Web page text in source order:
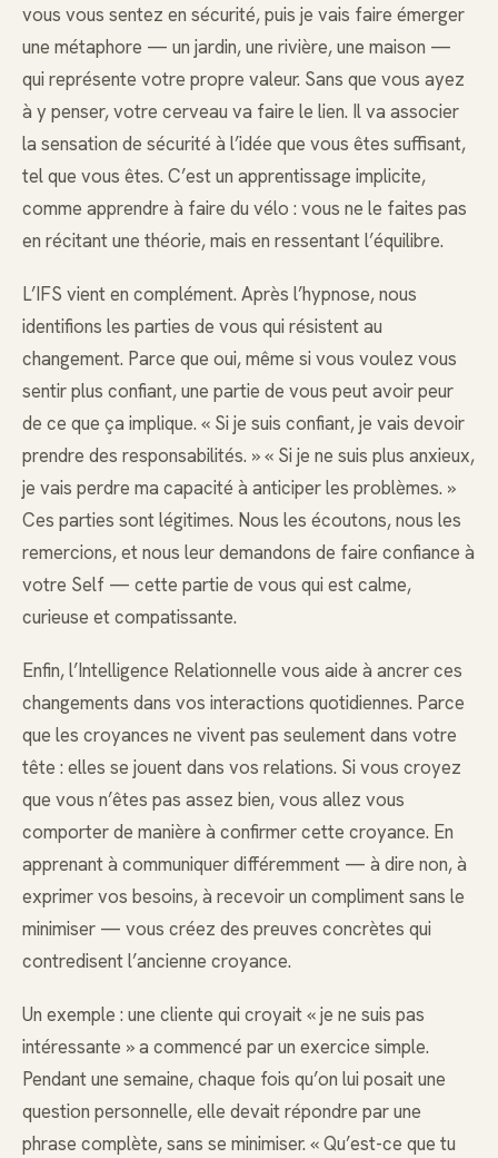
vous vous sentez en sécurité, puis je vais faire émerger
une métaphore — un jardin, une rivière, une maison —
qui représente votre propre valeur. Sans que vous ayez
à y penser, votre cerveau va faire le lien. Il va associer
la sensation de sécurité à l’idée que vous êtes suffisant,
tel que vous êtes. C’est un apprentissage implicite,
comme apprendre à faire du vélo : vous ne le faites pas
en récitant une théorie, mais en ressentant l’équilibre.
L’IFS vient en complément. Après l’hypnose, nous
identifions les parties de vous qui résistent au
changement. Parce que oui, même si vous voulez vous
sentir plus confiant, une partie de vous peut avoir peur
de ce que ça implique. « Si je suis confiant, je vais devoir
prendre des responsabilités. » « Si je ne suis plus anxieux,
je vais perdre ma capacité à anticiper les problèmes. »
Ces parties sont légitimes. Nous les écoutons, nous les
remercions, et nous leur demandons de faire confiance à
votre Self — cette partie de vous qui est calme,
curieuse et compatissante.
Enfin, l’Intelligence Relationnelle vous aide à ancrer ces
changements dans vos interactions quotidiennes. Parce
que les croyances ne vivent pas seulement dans votre
tête : elles se jouent dans vos relations. Si vous croyez
que vous n’êtes pas assez bien, vous allez vous
comporter de manière à confirmer cette croyance. En
apprenant à communiquer différemment — à dire non, à
exprimer vos besoins, à recevoir un compliment sans le
minimiser — vous créez des preuves concrètes qui
contredisent l’ancienne croyance.
Un exemple : une cliente qui croyait « je ne suis pas
intéressante » a commencé par un exercice simple.
Pendant une semaine, chaque fois qu’on lui posait une
question personnelle, elle devait répondre par une
phrase complète, sans se minimiser. « Qu’est-ce que tu